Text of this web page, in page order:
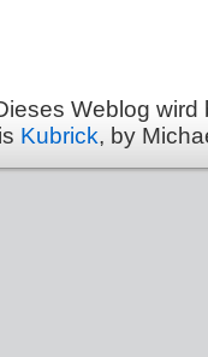
Weblog
Kubrick, by